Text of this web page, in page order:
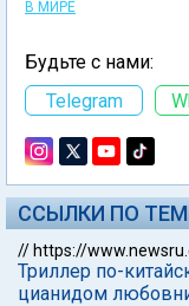
В МИРЕ
Будьте с нами:
Telegram
ССЫЛКИ ПО
// https://
Триллер по-
цианидом